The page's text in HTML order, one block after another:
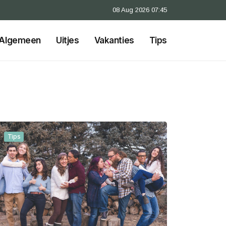
08 Aug 2026 07:45
Uitjes Vakanties Tips
Tips